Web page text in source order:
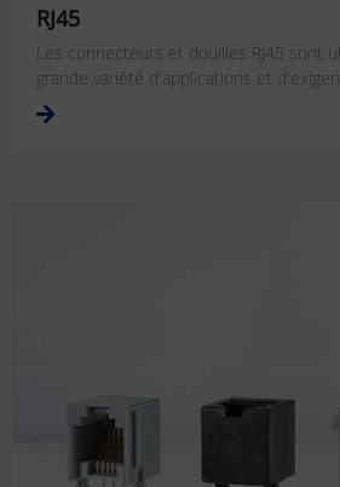
RJ45
Les connecteurs et douilles RJ45 sont
grande variété d'applications et